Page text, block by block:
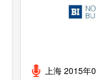
上海 2015年